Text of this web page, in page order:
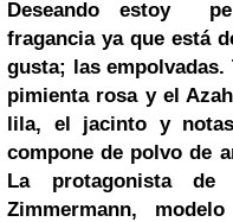
Deseando estoy
fragancia ya que está
gusta; las
pimienta rosa y el
lila, el jacinto y
compone de polvo de
La protagonista de
Zimmermann,